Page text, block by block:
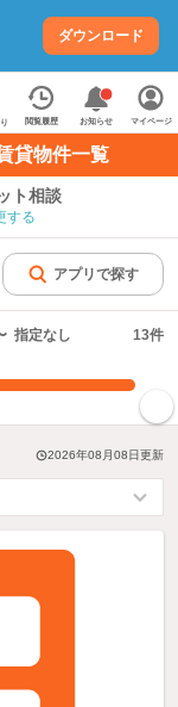
ダウンロード
閲覧履歴 お知らせ マイページ
貸物件一覧
ト相談
する
アプリで探す
指定なし 13件
2026年08月08日更新